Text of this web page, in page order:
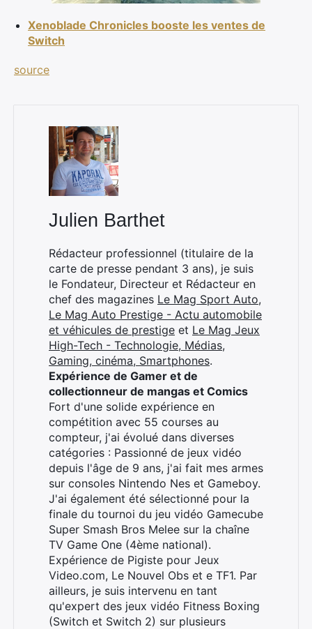
Xenoblade Chronicles booste les ventes de
Switch
source
Julien Barthet
Rédacteur professionnel (titulaire de la
carte de presse pendant 3 ans), je suis
le Fondateur, Directeur et Rédacteur en
chef des magazines Le Mag Sport Auto,
Le Mag Auto Prestige - Actu automobile
et véhicules de prestige et Le Mag Jeux
High-Tech - Technologie, Médias,
Gaming, cinéma, Smartphones.
Expérience de Gamer et de
collectionneur de mangas et Comics
Fort d'une solide expérience en
compétition avec 55 courses au
compteur, j'ai évolué dans diverses
catégories : Passionné de jeux vidéo
depuis l'âge de 9 ans, j'ai fait mes armes
sur consoles Nintendo Nes et Gameboy.
J'ai également été sélectionné pour la
finale du tournoi du jeu vidéo Gamecube
Super Smash Bros Melee sur la chaîne
TV Game One (4ème national).
Expérience de Pigiste pour Jeux
Video.com, Le Nouvel Obs et e TF1. Par
ailleurs, je suis intervenu en tant
qu'expert des jeux vidéo Fitness Boxing
(Switch et Switch 2) sur plusieurs
Rechercher